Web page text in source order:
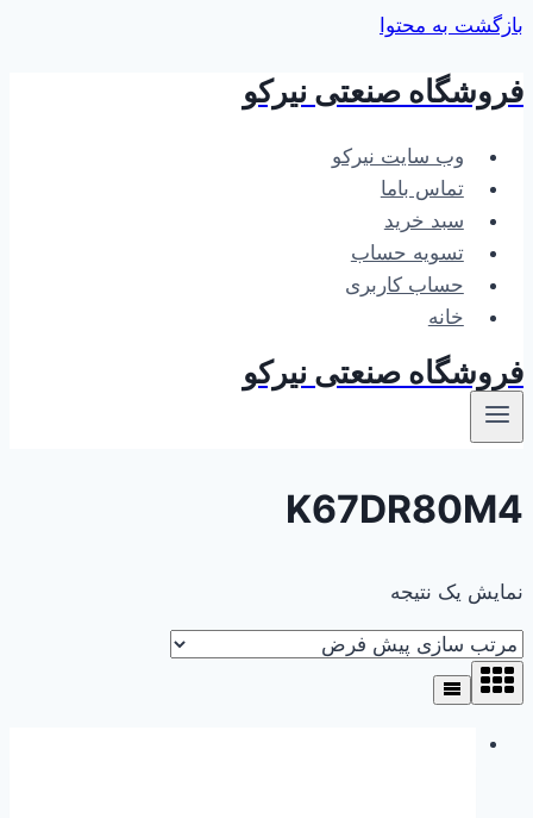
بازگشت به محتوا
فروشگاه صنعتی نیرکو
وب سایت نیرکو
تماس باما
سبد خرید
تسویه حساب
حساب کاربری
خانه
فروشگاه صنعتی نیرکو
K67DR80M4
نمایش یک نتیجه